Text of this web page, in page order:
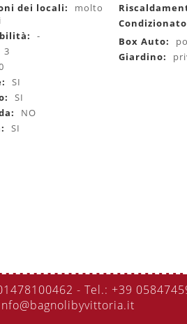
dei locali:
molto
-
3
SI
SI
NO
SI
Box Auto:
Giardino:
- Tel.: +39